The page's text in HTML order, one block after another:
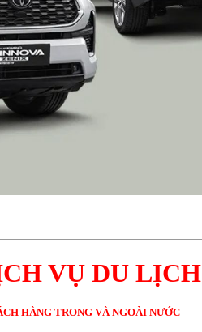
VỤ DU LỊCH
HÀNG TRONG VÀ NGOÀI NƯỚC